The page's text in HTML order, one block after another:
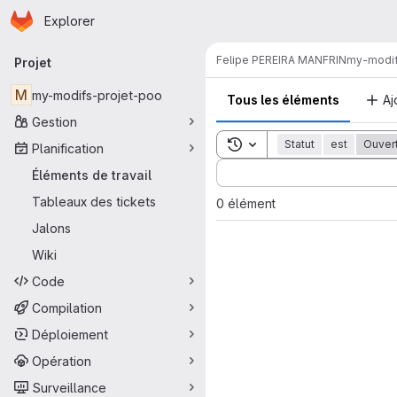
Passer au contenu principal
Page d'accueil
Explorer
Navigation principale
Projet
M my-modifs-projet-poo
Gestion
Planification
Éléments de travail
Tableaux des tickets
Jalons
Wiki
Code
Compilation
Déploiement
Opération
Surveillance
Felipe PEREIRA MANFRINmy-
Tous les éléments
Toggle search history
Statut est
Sort by:
0 élément